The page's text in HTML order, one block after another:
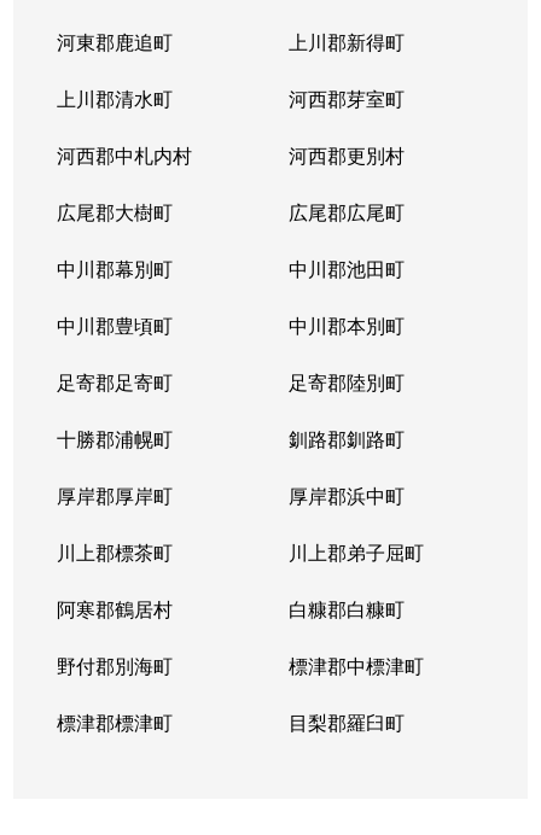
河東郡鹿追町 上川郡新得町
上川郡清水町 河西郡芽室町
河西郡中札内村 河西郡更別村
広尾郡大樹町 広尾郡広尾町
中川郡幕別町 中川郡池田町
中川郡豊頃町 中川郡本別町
足寄郡足寄町 足寄郡陸別町
十勝郡浦幌町 釧路郡釧路町
厚岸郡厚岸町 厚岸郡浜中町
川上郡標茶町 川上郡弟子屈町
阿寒郡鶴居村 白糠郡白糠町
野付郡別海町 標津郡中標津町
標津郡標津町 目梨郡羅臼町